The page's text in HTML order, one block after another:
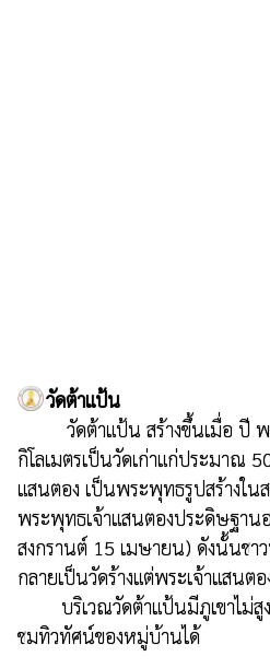
วัดต้าแป้น
กิโลเมตรเป็นวัดเก่าแก่ประมาณ
แสนตอง เป็นพระพุทธรูปสร้างใ
พระพุทธเจ้าแสนตองประดิษฐาน
สงกรานต์ 15 เมษายน) ดังนั้นชา
กลายเป็นวัดร้างแต่พระเจ้าแสน
ชมทิวทัศน์ของหมู่บ้านได้